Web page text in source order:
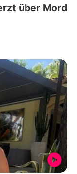
über Mord